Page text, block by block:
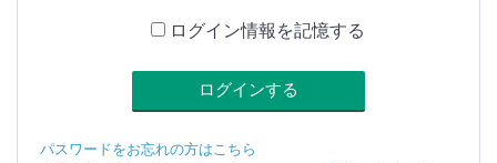
ログイン情報を記憶する
パスワードをお忘れの方はこちら